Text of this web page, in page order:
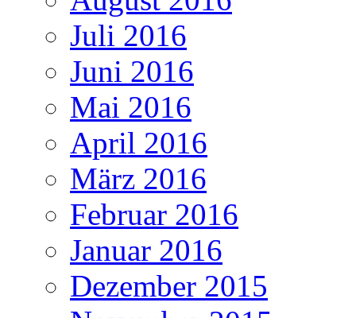
Juli 2016
Juni 2016
Mai 2016
April 2016
März 2016
Februar 2016
Januar 2016
Dezember 2015